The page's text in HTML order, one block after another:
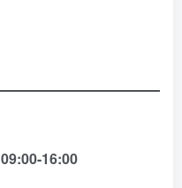
09:00-16:00